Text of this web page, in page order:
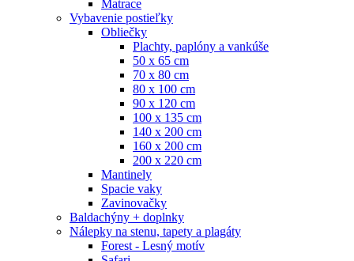
Matrace
Vybavenie postieľky
Obliečky
Plachty, paplóny a vankúše
50 x 65 cm
70 x 80 cm
80 x 100 cm
90 x 120 cm
100 x 135 cm
140 x 200 cm
160 x 200 cm
200 x 220 cm
Mantinely
Spacie vaky
Zavinovačky
Baldachýny + doplnky
Nálepky na stenu, tapety a plagáty
Forest - Lesný motív